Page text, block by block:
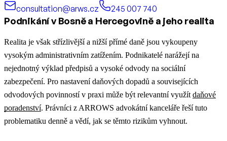
consultation@arws.cz
245 007 740
Podnikání v Bosně a Hercegovině a jeho realita
Realita je však střízlivější a nižší přímé daně jsou vykoupeny
vysokým administrativním zatížením. Podnikatelé narážejí na
nejednotný výklad předpisů a vysoké odvody na sociální
zabezpečení. Pro nastavení daňových dopadů a souvisejících
odvodových povinností v praxi může být relevantní využítdaňové
poradenství. Právníci z ARROWS advokátní kanceláře řeší tuto
problematiku denně a vědí, jak se těmto rizikům vyhnout.